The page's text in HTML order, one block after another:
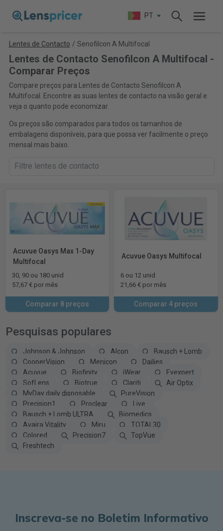
PT
Lentes de Contacto / Senofilcon A Multifocal
Lentes de Contacto Senofilcon A Multifocal -
Comparar Preços
Compare preços para Lentes de Contacto Senofilcon A
Multifocal. Encontre as suas lentes de contacto na visão geral e
veja o quanto pode economizar.
Os preços são comparados para todos os tamanhos de
embalagens disponíveis, para que possa ver facilmente o preço
mensal mais baixo.
Acuvue Oasys Max 1-Day
Multifocal
30, 90 ou 180 unid
57,67 € por mês
Comparar 8 preços
Acuvue Oasys Multifocal
6 ou 12 unid
21,66 € por mês
Comparar 4 preços
Pesquisas populares
Johnson & Johnson Alcon
Bausch + Lomb
CooperVision
Menicon
Dailies
Acuvue
Biofinity iWear
Eyexpert
SofLens
Biotrue Clariti
Air Optix
MyDay daily disposable
PureVision
Precision1
Proclear
Live
Bausch + Lomb ULTRA
Biomedics
Avaira Vitality
Miru
TOTAL30
Colored
Precision7
TopVue
Freshtech
Inscreva-se no Boletim Informativo